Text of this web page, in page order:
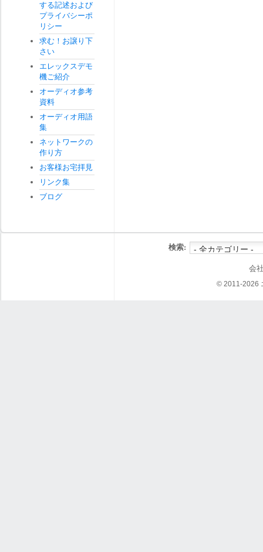
する記述および
プライバシーポ
リシー
求む！お譲り下
さい
エレックスデモ
機ご紹介
オーディオ参考
資料
オーディオ用語
集
ネットワークの
作り方
お客様お宅拝見
リンク集
ブログ
検索:
会
© 2011-2026